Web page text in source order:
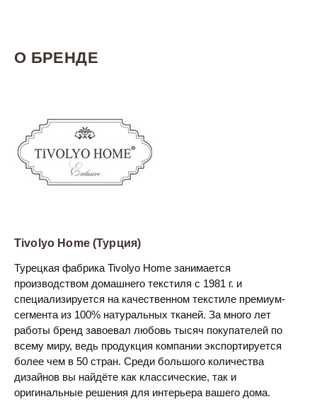
О БРЕНДЕ
Tivolyo Home (Турция)
Турецкая фабрика Tivolyo Home занимается
производством домашнего текстиля с 1981 г. и
специализируется на качественном текстиле премиум-
сегмента из 100% натуральных тканей. За много лет
работы бренд завоевал любовь тысяч покупателей по
всему миру, ведь продукция компании экспортируется
более чем в 50 стран. Среди большого количества
дизайнов вы найдёте как классические, так и
оригинальные решения для интерьера вашего дома.